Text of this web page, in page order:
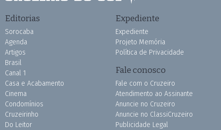
Editorias
Sorocaba
Agenda
Artigos
Brasil
Canal 1
Casa e Acabamento
Cinema
Condomínios
Cruzeirinho
Do Leitor
Expediente
Expediente
Projeto Memória
Política de Privacidade
Fale conosco
Fale com o Cruzeiro
Atendimento ao Assinante
Anuncie no Cruzeiro
Anuncie no ClassiCruzeiro
Publicidade Legal